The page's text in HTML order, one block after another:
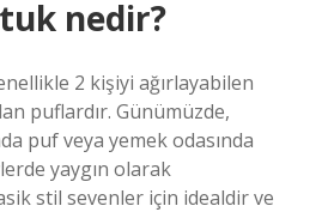
nedir?
2 kişiyi ağırlayabilen
puflardır. Günümüzde,
puf veya yemek odasında
yaygın olarak
stil sevenler için idealdir ve